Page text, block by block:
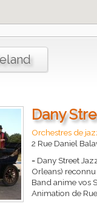
Dany
Orchestres de
2 Rue Daniel
- Dany Street
Orleans)
Band anime vos
Animation de